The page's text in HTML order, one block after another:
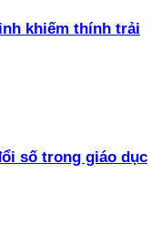
khiếm thính trải
số trong giáo dục